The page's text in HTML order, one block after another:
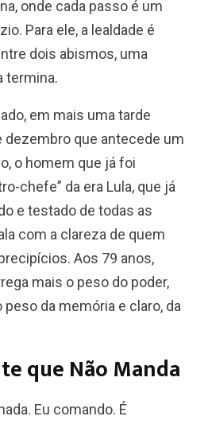
onde cada passo é um
Para ele, a lealdade é
dois abismos, uma
termina.
em mais uma tarde
dezembro que antecede um
o homem que já foi
chefe” da era Lula, que já
e testado de todas as
com a clareza de quem
Aos 79 anos,
mais o peso do poder,
peso da memória e claro, da
que Não Manda
Eu comando. É